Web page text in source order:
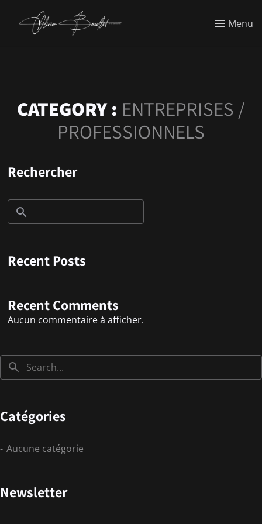
Menu
CATEGORY : ENTREPRISES /
PROFESSIONNELS
Rechercher
Recent Posts
Recent Comments
Aucun commentaire à afficher.
Catégories
Aucune catégorie
Newsletter